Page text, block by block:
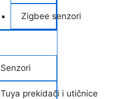
Zigbee senzori
Senzori
Tuya prekidači i utičnice